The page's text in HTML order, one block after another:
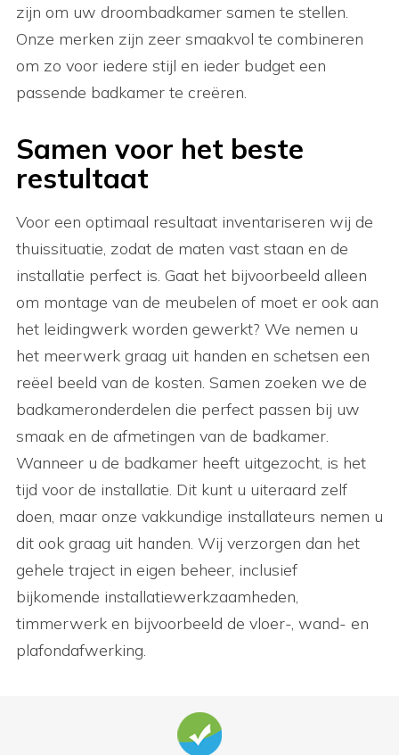
zijn om uw droombadkamer samen te stellen.
Onze merken zijn zeer smaakvol te combineren
om zo voor iedere stijl en ieder budget een
passende badkamer te creëren.
Samen voor het beste
restultaat
Voor een optimaal resultaat inventariseren wij de
thuissituatie, zodat de maten vast staan en de
installatie perfect is. Gaat het bijvoorbeeld alleen
om montage van de meubelen of moet er ook aan
het leidingwerk worden gewerkt? We nemen u
het meerwerk graag uit handen en schetsen een
reëel beeld van de kosten. Samen zoeken we de
badkameronderdelen die perfect passen bij uw
smaak en de afmetingen van de badkamer.
Wanneer u de badkamer heeft uitgezocht, is het
tijd voor de installatie. Dit kunt u uiteraard zelf
doen, maar onze vakkundige installateurs nemen u
dit ook graag uit handen. Wij verzorgen dan het
gehele traject in eigen beheer, inclusief
bijkomende installatiewerkzaamheden,
timmerwerk en bijvoorbeeld de vloer-, wand- en
plafondafwerking.